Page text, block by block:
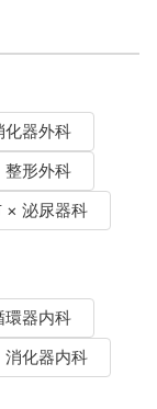
化器外科
整形外科
× 泌尿器科
環器内科
化器内科